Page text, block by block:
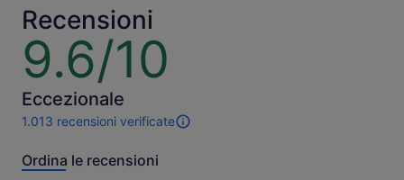
adulto
Recensioni
9.6/10
9.6
su
10
Eccezionale
1.013 recensioni verificate
1013
di
Ordina le recensioni